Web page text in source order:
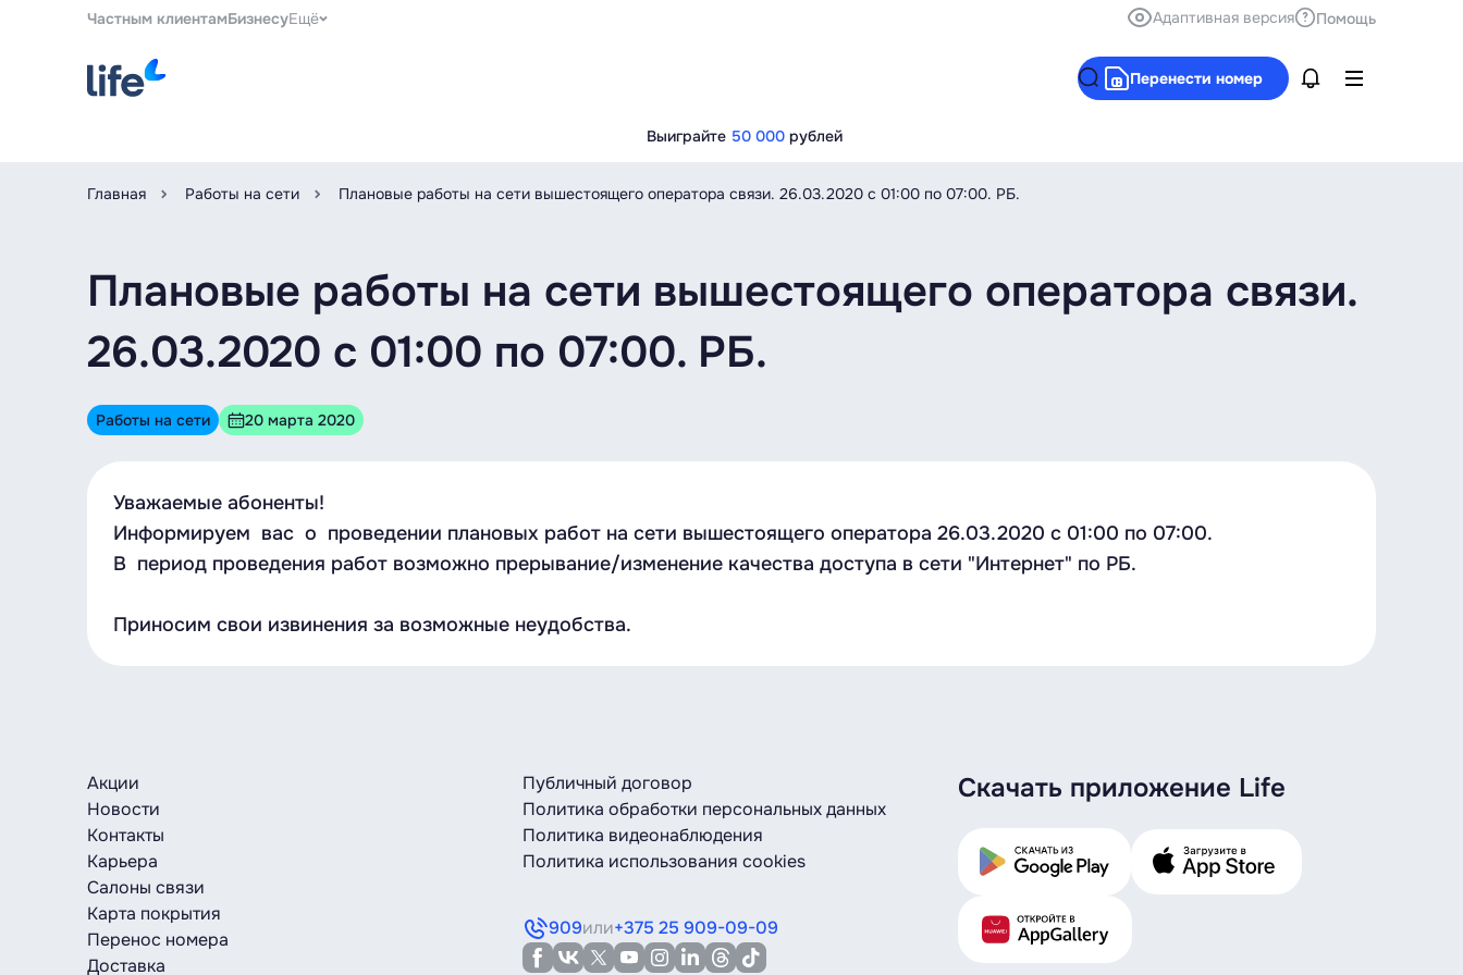
Частным клиентамБизнесуЕщё Адаптивная версия Помощь
Перенести номер
Выиграйте 50 000 рублей
Главная Работы на сети Плановые работы на сети вышестоящего оператора связи. 26.03.2020 с 01:00 по 07:00. РБ.
Плановые работы на сети вышестоящего оператора связи.
26.03.2020 с 01:00 по 07:00. РБ.
Работы на сети 20 марта 2020
Уважаемые абоненты!
Информируем вас о проведении плановых работ на сети вышестоящего оператора 26.03.2020 с 01:00 по 07:00.
В период проведения работ возможно прерывание/изменение качества доступа в сети "Интернет" по РБ.
Приносим свои извинения за возможные неудобства.
Акции
Новости
Контакты
Карьера
Салоны связи
Карта покрытия
Перенос номера
Доставка
Публичный договор
Политика обработки персональных данных
Политика видеонаблюдения
Политика использования cookies
909или+375 25 909-09-09
Скачать приложение Life